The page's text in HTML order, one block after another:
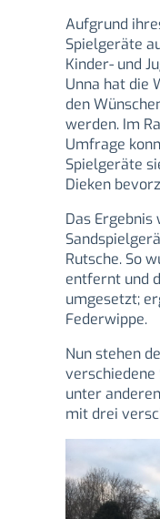
Aufgrund
Spielgeräte
Kinder- und
Unna hat die
den
werden. Im
Umfrage
Spielgeräte
Dieken
Das Ergebnis
Rutsche. So
entfernt und
umgesetzt;
Federwippe.
Nun stehen
unter
mit drei